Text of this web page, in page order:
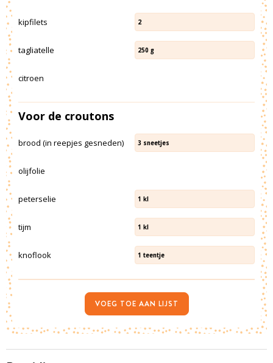
kipfilets 2
tagliatelle 250 g
citroen
Voor de croutons
brood (in reepjes gesneden) 3 sneetjes
olijfolie
peterselie 1 kl
tijm 1 kl
knoflook 1 teentje
VOEG TOE AAN LIJST